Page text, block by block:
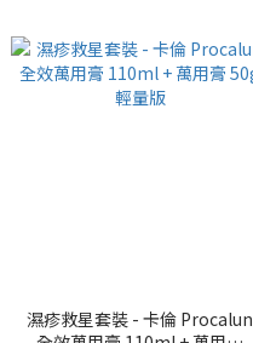
濕疹救星套裝 - 卡倫 Procalun